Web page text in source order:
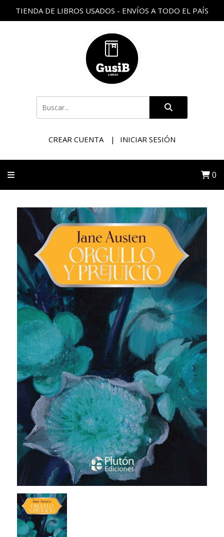
TIENDA DE LIBROS USADOS - ENVÍOS A TODO EL PAÍS
CREAR CUENTA INICIAR SESIÓN
0